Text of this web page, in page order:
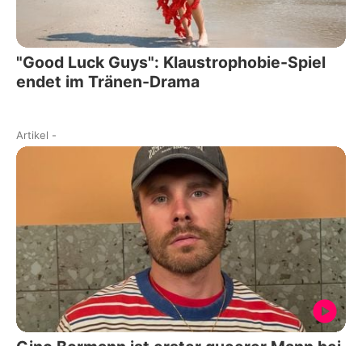
"Good Luck Guys": Klaustrophobie-Spiel
endet im Tränen-Drama
Artikel -